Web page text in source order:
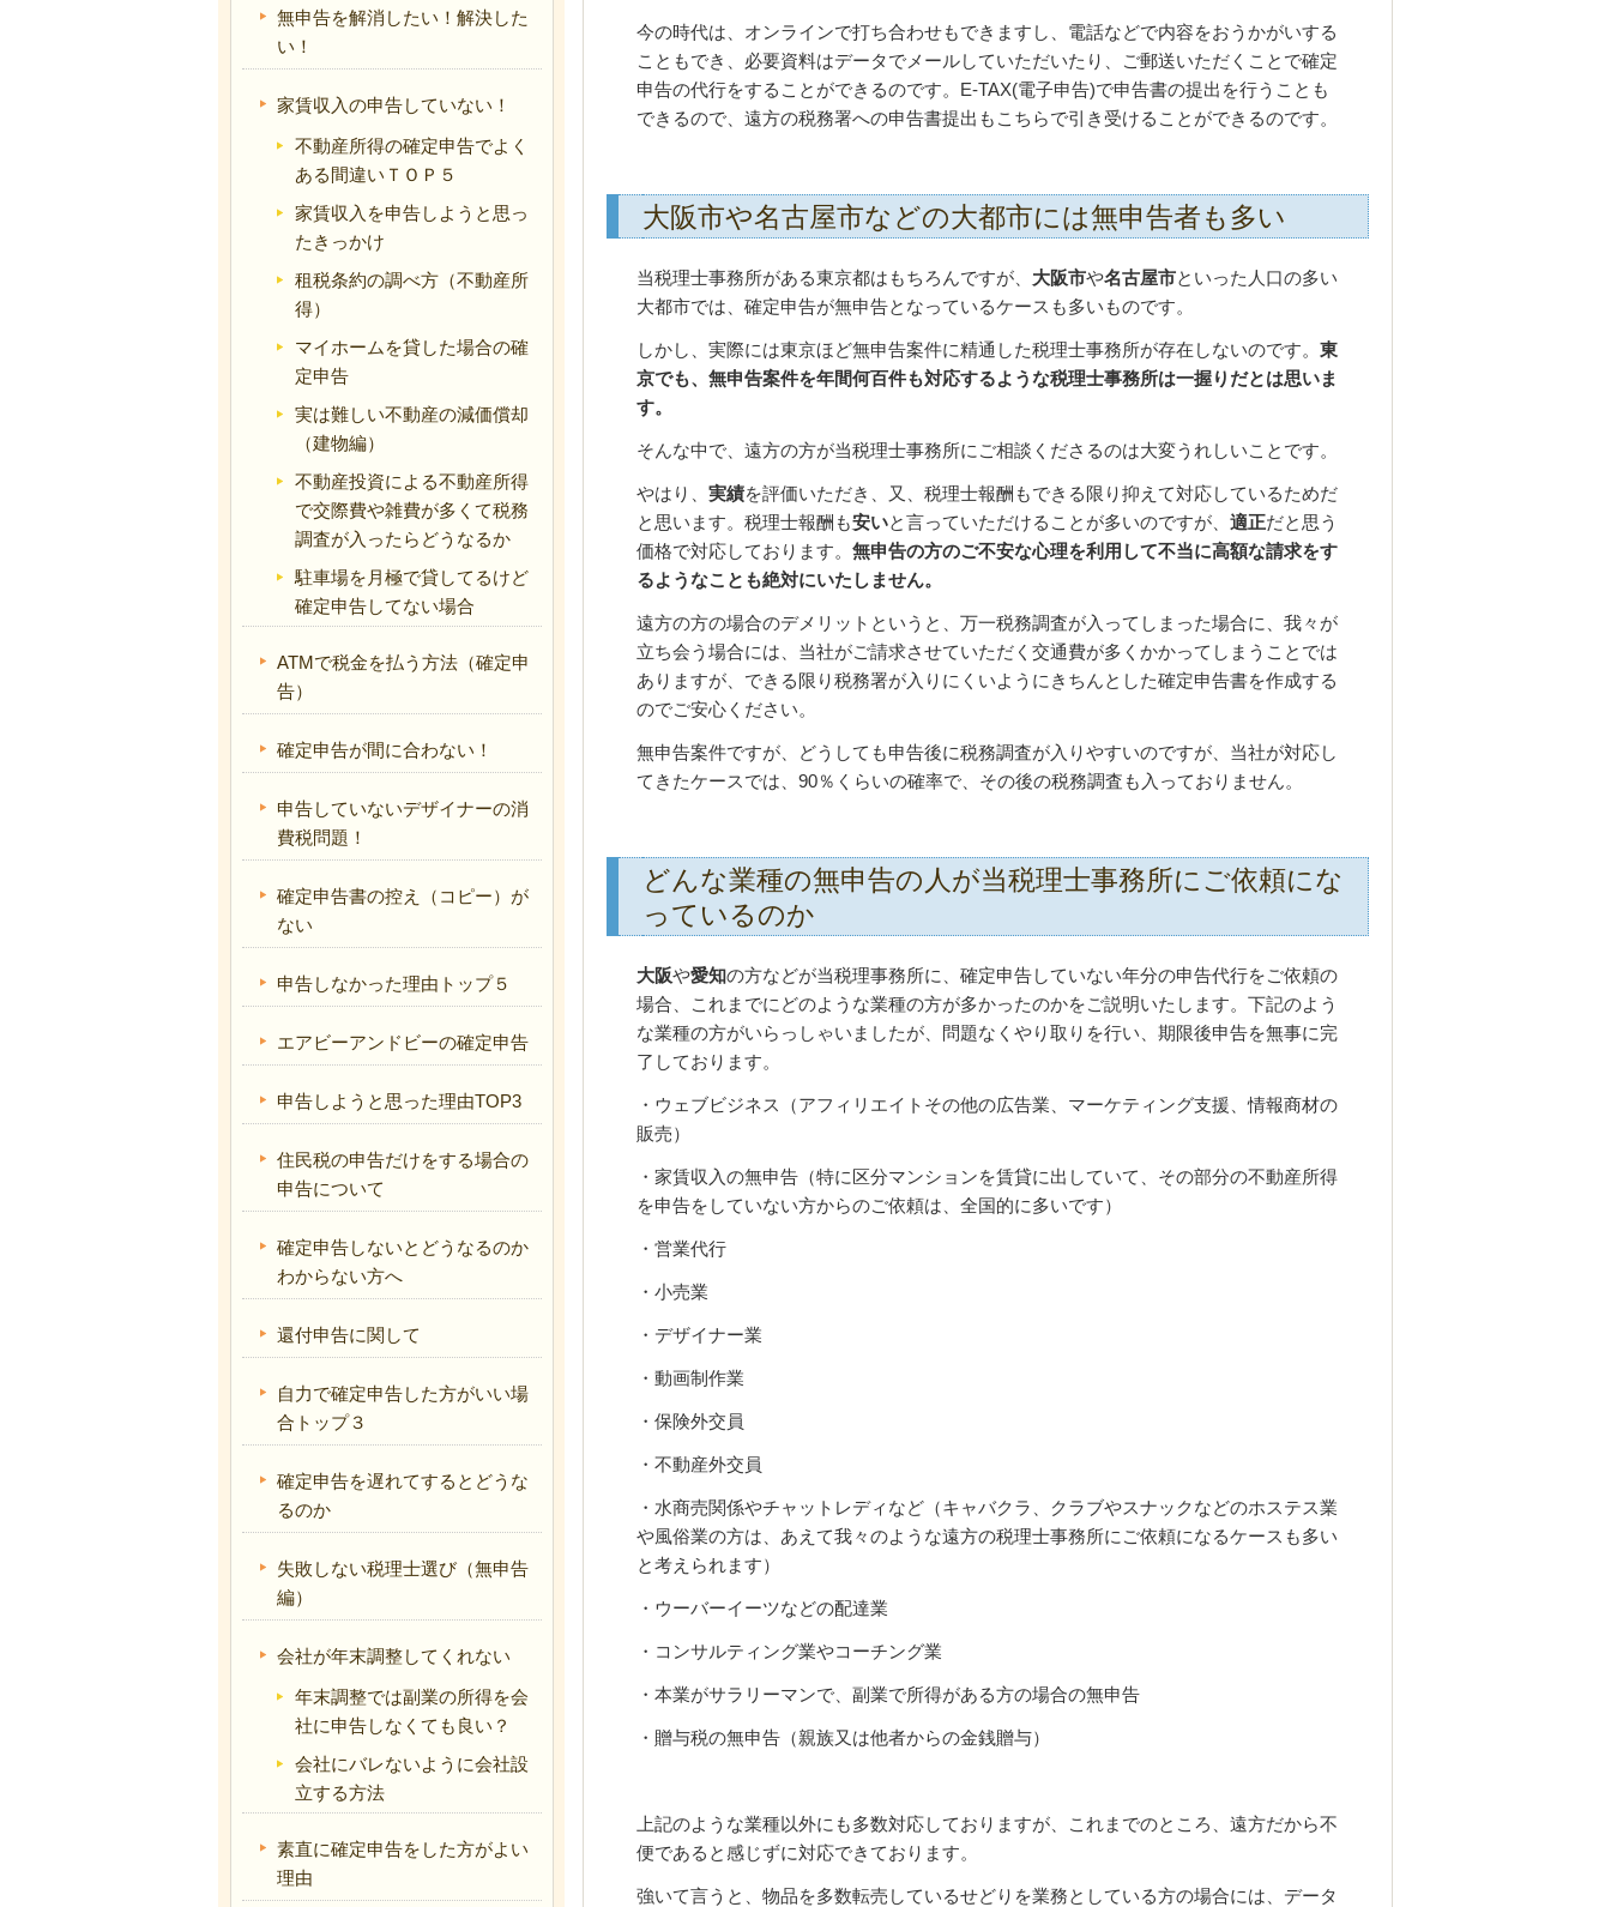
今の時代は、オンラインで打ち合わせもできますし、電話などで内容をおうかがいする
こともでき、必要資料はデータでメールしていただいたり、ご郵送いただくことで確定
申告の代行をすることができるのです。E-TAX(電子申告)で申告書の提出を行うことも
できるので、遠方の税務署への申告書提出もこちらで引き受けることができるのです。
大阪市や名古屋市などの大都市には無申告者も多い
当税理士事務所がある東京都はもちろんですが、 大阪市や名古屋市といった人口の多い
大都市では、確定申告が無申告となっているケースも多いものです。
しかし、実際には東京ほど無申告案件に精通した税理士事務所が存在しないのです。 東
京でも、無申告案件を年間何百件も対応するような税理士事務所は一握りだとは思いま
す。
そんな中で、遠方の方が当税理士事務所にご相談くださるのは大変うれしいことです。
やはり、 実績を評価いただき、又、税理士報酬もできる限り抑えて対応しているためだ
と思います。税理士報酬も安いと言っていただけることが多いのですが、 適正だと思う
価格で対応しております。 無申告の方のご不安な心理を利用して不当に高額な請求をす
るようなことも絶対にいたしません。
遠方の方の場合のデメリットというと、万一税務調査が入ってしまった場合に、我々が
立ち会う場合には、当社がご請求させていただく交通費が多くかかってしまうことでは
ありますが、できる限り税務署が入りにくいようにきちんとした確定申告書を作成する
のでご安心ください。
無申告案件ですが、どうしても申告後に税務調査が入りやすいのですが、当社が対応し
てきたケースでは、90％くらいの確率で、その後の税務調査も入っておりません。
どんな業種の無申告の人が当税理士事務所にご依頼にな
っているのか
大阪や愛知の方などが当税理事務所に、確定申告していない年分の申告代行をご依頼の
場合、これまでにどのような業種の方が多かったのかをご説明いたします。下記のよう
な業種の方がいらっしゃいましたが、問題なくやり取りを行い、期限後申告を無事に完
了しております。
・ウェブビジネス（アフィリエイトその他の広告業、マーケティング支援、情報商材の
販売）
・家賃収入の無申告（特に区分マンションを賃貸に出していて、その部分の不動産所得
を申告をしていない方からのご依頼は、全国的に多いです）
・営業代行
・小売業
・デザイナー業
・動画制作業
・保険外交員
・不動産外交員
・水商売関係やチャットレディなど（キャバクラ、クラブやスナックなどのホステス業
や風俗業の方は、あえて我々のような遠方の税理士事務所にご依頼になるケースも多い
と考えられます）
・ウーバーイーツなどの配達業
・コンサルティング業やコーチング業
・本業がサラリーマンで、副業で所得がある方の場合の無申告
・贈与税の無申告（親族又は他者からの金銭贈与）
上記のような業種以外にも多数対応しておりますが、これまでのところ、遠方だから不
便であると感じずに対応できております。
強いて言うと、物品を多数転売しているせどりを業務としている方の場合には、データ
無申告を解消したい！解決した
い！
家賃収入の申告していない！
不動産所得の確定申告でよく
ある間違いＴＯＰ５
家賃収入を申告しようと思っ
たきっかけ
租税条約の調べ方（不動産所
得）
マイホームを貸した場合の確
定申告
実は難しい不動産の減価償却
（建物編）
不動産投資による不動産所得
で交際費や雑費が多くて税務
調査が入ったらどうなるか
駐車場を月極で貸してるけど
確定申告してない場合
ATMで税金を払う方法（確定申
告）
確定申告が間に合わない！
申告していないデザイナーの消
費税問題！
確定申告書の控え（コピー）が
ない
申告しなかった理由トップ５
エアビーアンドビーの確定申告
申告しようと思った理由TOP3
住民税の申告だけをする場合の
申告について
確定申告しないとどうなるのか
わからない方へ
還付申告に関して
自力で確定申告した方がいい場
合トップ３
確定申告を遅れてするとどうな
るのか
失敗しない税理士選び（無申告
編）
会社が年末調整してくれない
年末調整では副業の所得を会
社に申告しなくても良い？
会社にバレないように会社設
立する方法
素直に確定申告をした方がよい
理由